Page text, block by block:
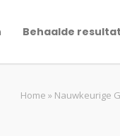
Behaalde
Home » Nauwkeurige